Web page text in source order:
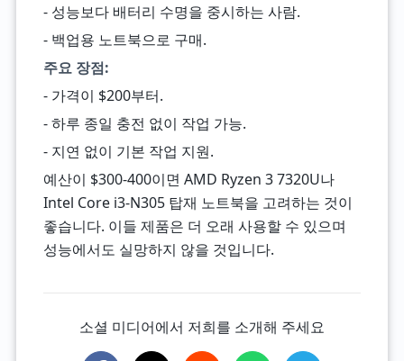
- 성능보다 배터리 수명을 중시하는 사람.
- 백업용 노트북으로 구매.
주요 장점:
- 가격이 $200부터.
- 하루 종일 충전 없이 작업 가능.
- 지연 없이 기본 작업 지원.
예산이 $300-400이면 AMD Ryzen 3 7320U나
Intel Core i3-N305 탑재 노트북을 고려하는 것이
좋습니다. 이들 제품은 더 오래 사용할 수 있으며
성능에서도 실망하지 않을 것입니다.
소셜 미디어에서 저희를 소개해 주세요